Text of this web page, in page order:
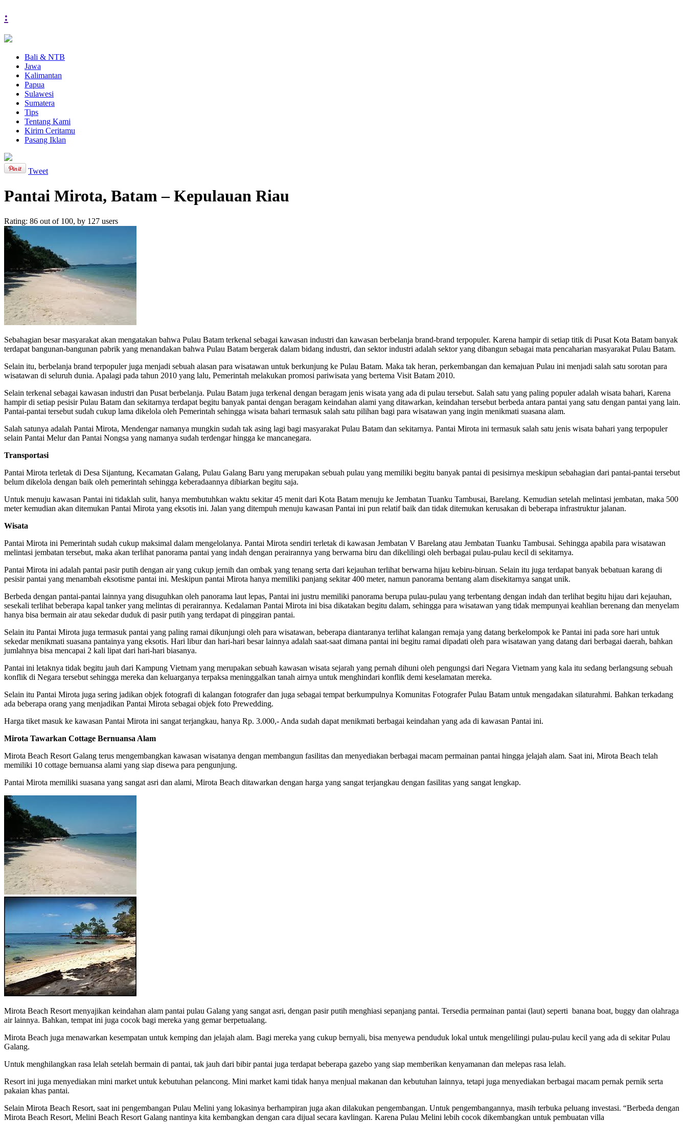
:
Bali & NTB
Jawa
Kalimantan
Papua
Sulawesi
Sumatera
Tips
Tentang Kami
Kirim Ceritamu
Pasang Iklan
Tweet
Pantai Mirota, Batam – Kepulauan Riau
Rating: 86 out of 100, by 127 users
Sebahagian besar masyarakat akan mengatakan bahwa Pulau Batam terkenal sebagai kawasan industri dan kawasan berbelanja brand-brand terpopuler. Karena hampir di setiap titik di Pusat Kota Batam banyak
terdapat bangunan-bangunan pabrik yang menandakan bahwa Pulau Batam bergerak dalam bidang industri, dan sektor industri adalah sektor yang dibangun sebagai mata pencaharian masyarakat Pulau Batam.
Selain itu, berbelanja brand terpopuler juga menjadi sebuah alasan para wisatawan untuk berkunjung ke Pulau Batam. Maka tak heran, perkembangan dan kemajuan Pulau ini menjadi salah satu sorotan para
wisatawan di seluruh dunia. Apalagi pada tahun 2010 yang lalu, Pemerintah melakukan promosi pariwisata yang bertema Visit Batam 2010.
Selain terkenal sebagai kawasan industri dan Pusat berbelanja. Pulau Batam juga terkenal dengan beragam jenis wisata yang ada di pulau tersebut. Salah satu yang paling populer adalah wisata bahari, Karena
hampir di setiap pesisir Pulau Batam dan sekitarnya terdapat begitu banyak pantai dengan beragam keindahan alami yang ditawarkan, keindahan tersebut berbeda antara pantai yang satu dengan pantai yang lain.
Pantai-pantai tersebut sudah cukup lama dikelola oleh Pemerintah sehingga wisata bahari termasuk salah satu pilihan bagi para wisatawan yang ingin menikmati suasana alam.
Salah satunya adalah Pantai Mirota, Mendengar namanya mungkin sudah tak asing lagi bagi masyarakat Pulau Batam dan sekitarnya. Pantai Mirota ini termasuk salah satu jenis wisata bahari yang terpopuler
selain Pantai Melur dan Pantai Nongsa yang namanya sudah terdengar hingga ke mancanegara.
Transportasi
Pantai Mirota terletak di Desa Sijantung, Kecamatan Galang, Pulau Galang Baru yang merupakan sebuah pulau yang memiliki begitu banyak pantai di pesisirnya meskipun sebahagian dari pantai-pantai tersebut
belum dikelola dengan baik oleh pemerintah sehingga keberadaannya dibiarkan begitu saja.
Untuk menuju kawasan Pantai ini tidaklah sulit, hanya membutuhkan waktu sekitar 45 menit dari Kota Batam menuju ke Jembatan Tuanku Tambusai, Barelang. Kemudian setelah melintasi jembatan, maka 500
meter kemudian akan ditemukan Pantai Mirota yang eksotis ini. Jalan yang ditempuh menuju kawasan Pantai ini pun relatif baik dan tidak ditemukan kerusakan di beberapa infrastruktur jalanan.
Wisata
Pantai Mirota ini Pemerintah sudah cukup maksimal dalam mengelolanya. Pantai Mirota sendiri terletak di kawasan Jembatan V Barelang atau Jembatan Tuanku Tambusai. Sehingga apabila para wisatawan
melintasi jembatan tersebut, maka akan terlihat panorama pantai yang indah dengan perairannya yang berwarna biru dan dikelilingi oleh berbagai pulau-pulau kecil di sekitarnya.
Pantai Mirota ini adalah pantai pasir putih dengan air yang cukup jernih dan ombak yang tenang serta dari kejauhan terlihat berwarna hijau kebiru-biruan. Selain itu juga terdapat banyak bebatuan karang di
pesisir pantai yang menambah eksotisme pantai ini. Meskipun pantai Mirota hanya memiliki panjang sekitar 400 meter, namun panorama bentang alam disekitarnya sangat unik.
Berbeda dengan pantai-pantai lainnya yang disuguhkan oleh panorama laut lepas, Pantai ini justru memiliki panorama berupa pulau-pulau yang terbentang dengan indah dan terlihat begitu hijau dari kejauhan,
sesekali terlihat beberapa kapal tanker yang melintas di perairannya. Kedalaman Pantai Mirota ini bisa dikatakan begitu dalam, sehingga para wisatawan yang tidak mempunyai keahlian berenang dan menyelam
hanya bisa bermain air atau sekedar duduk di pasir putih yang terdapat di pinggiran pantai.
Selain itu Pantai Mirota juga termasuk pantai yang paling ramai dikunjungi oleh para wisatawan, beberapa diantaranya terlihat kalangan remaja yang datang berkelompok ke Pantai ini pada sore hari untuk
sekedar menikmati suasana pantainya yang eksotis. Hari libur dan hari-hari besar lainnya adalah saat-saat dimana pantai ini begitu ramai dipadati oleh para wisatawan yang datang dari berbagai daerah, bahkan
jumlahnya bisa mencapai 2 kali lipat dari hari-hari biasanya.
Pantai ini letaknya tidak begitu jauh dari Kampung Vietnam yang merupakan sebuah kawasan wisata sejarah yang pernah dihuni oleh pengungsi dari Negara Vietnam yang kala itu sedang berlangsung sebuah
konflik di Negara tersebut sehingga mereka dan keluarganya terpaksa meninggalkan tanah airnya untuk menghindari konflik demi keselamatan mereka.
Selain itu Pantai Mirota juga sering jadikan objek fotografi di kalangan fotografer dan juga sebagai tempat berkumpulnya Komunitas Fotografer Pulau Batam untuk mengadakan silaturahmi. Bahkan terkadang
ada beberapa orang yang menjadikan Pantai Mirota sebagai objek foto Prewedding.
Harga tiket masuk ke kawasan Pantai Mirota ini sangat terjangkau, hanya Rp. 3.000,- Anda sudah dapat menikmati berbagai keindahan yang ada di kawasan Pantai ini.
Mirota Tawarkan Cottage Bernuansa Alam
Mirota Beach Resort Galang terus mengembangkan kawasan wisatanya dengan membangun fasilitas dan menyediakan berbagai macam permainan pantai hingga jelajah alam. Saat ini, Mirota Beach telah
memiliki 10 cottage bernuansa alami yang siap disewa para pengunjung.
Pantai Mirota memiliki suasana yang sangat asri dan alami, Mirota Beach ditawarkan dengan harga yang sangat terjangkau dengan fasilitas yang sangat lengkap.
Mirota Beach Resort menyajikan keindahan alam pantai pulau Galang yang sangat asri, dengan pasir putih menghiasi sepanjang pantai. Tersedia permainan pantai (laut) seperti banana boat, buggy dan olahraga
air lainnya. Bahkan, tempat ini juga cocok bagi mereka yang gemar berpetualang.
Mirota Beach juga menawarkan kesempatan untuk kemping dan jelajah alam. Bagi mereka yang cukup bernyali, bisa menyewa penduduk lokal untuk mengelilingi pulau-pulau kecil yang ada di sekitar Pulau
Galang.
Untuk menghilangkan rasa lelah setelah bermain di pantai, tak jauh dari bibir pantai juga terdapat beberapa gazebo yang siap memberikan kenyamanan dan melepas rasa lelah.
Resort ini juga menyediakan mini market untuk kebutuhan pelancong. Mini market kami tidak hanya menjual makanan dan kebutuhan lainnya, tetapi juga menyediakan berbagai macam pernak pernik serta
pakaian khas pantai.
Selain Mirota Beach Resort, saat ini pengembangan Pulau Melini yang lokasinya berhampiran juga akan dilakukan pengembangan. Untuk pengembangannya, masih terbuka peluang investasi. “Berbeda dengan
Mirota Beach Resort, Melini Beach Resort Galang nantinya kita kembangkan dengan cara dijual secara kavlingan. Karena Pulau Melini lebih cocok dikembangkan untuk pembuatan villa